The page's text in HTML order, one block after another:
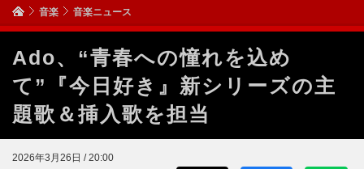
音楽 音楽ニュース
Ado、“青春への憧れを込め
て”『今日好き』新シリーズの主
題歌＆挿入歌を担当
2026年3月26日 / 20:00